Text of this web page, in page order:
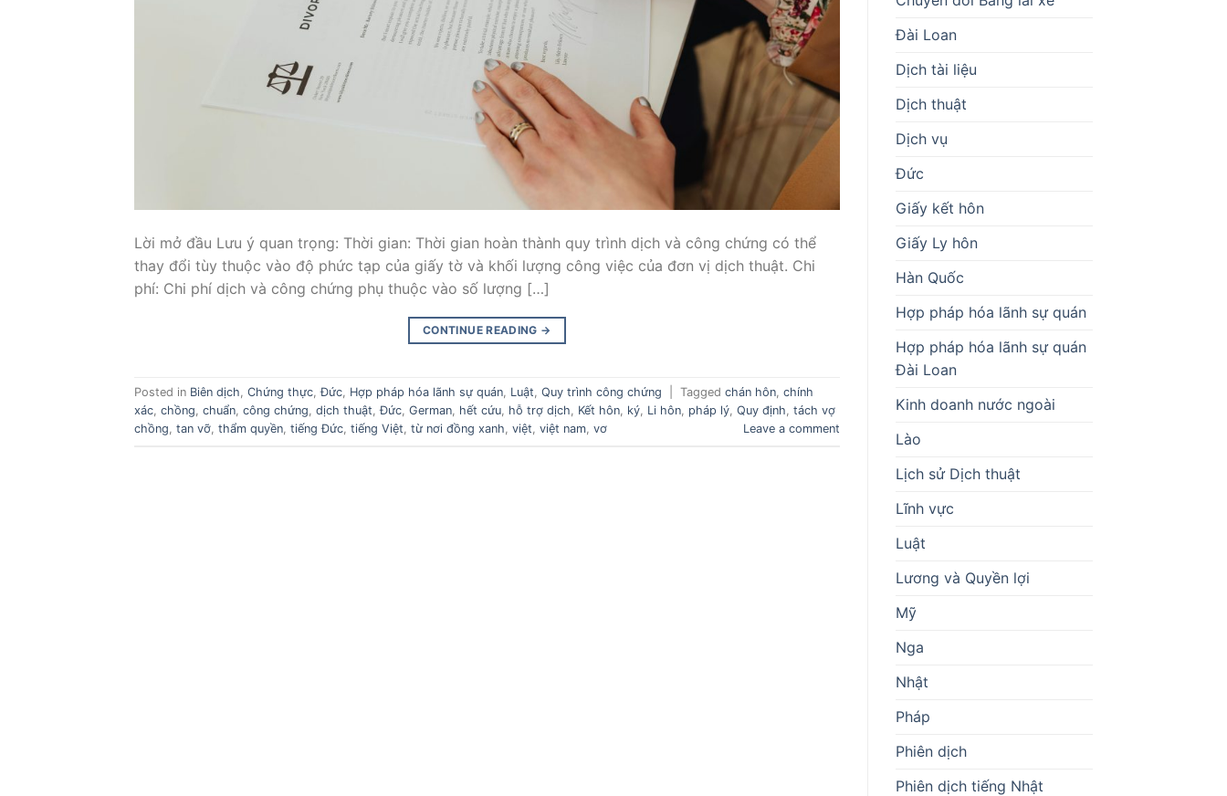
Lời mở đầu Lưu ý quan trọng: Thời gian: Thời gian hoàn thành quy trình dịch và công chứng có thể
thay đổi tùy thuộc vào độ phức tạp của giấy tờ và khối lượng công việc của đơn vị dịch thuật. Chi
phí: Chi phí dịch và công chứng phụ thuộc vào số lượng […]
CONTINUE READING →
Posted in Biên dịch, Chứng thực,Đức, Hợp pháp hóa lãnh sự quán, Luật, Quy trình công chứng Tagged chán hôn, chính
xác, chồng, chuẩn, công chứng, dịch thuật,Đức, German, hết cứu, hỗ trợ dịch, Kết hôn, ký, Li hôn, pháp lý, Quy định, tách vợ
chồng, tan vỡ, thẩm quyền, tiếng Đức, tiếng Việt, từ nơi đồng xanh, việt, việt nam, vơ Leave a comment
Đài Loan
Dịch tài liệu
Dịch thuật
Dịch vụ
Đức
Giấy kết hôn
Giấy Ly hôn
Hàn Quốc
Hợp pháp hóa lãnh sự quán
Hợp pháp hóa lãnh sự quán
Đài Loan
Kinh doanh nước ngoài
Lào
Lịch sử Dịch thuật
Lĩnh vực
Luật
Lương và Quyền lợi
Mỹ
Nga
Nhật
Pháp
Phiên dịch
Phiên dịch tiếng Nhật